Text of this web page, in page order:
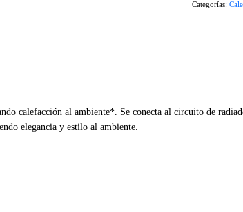
Categorías:
calefacción al ambiente*. Se conecta al circuito de
elegancia y estilo al ambiente.